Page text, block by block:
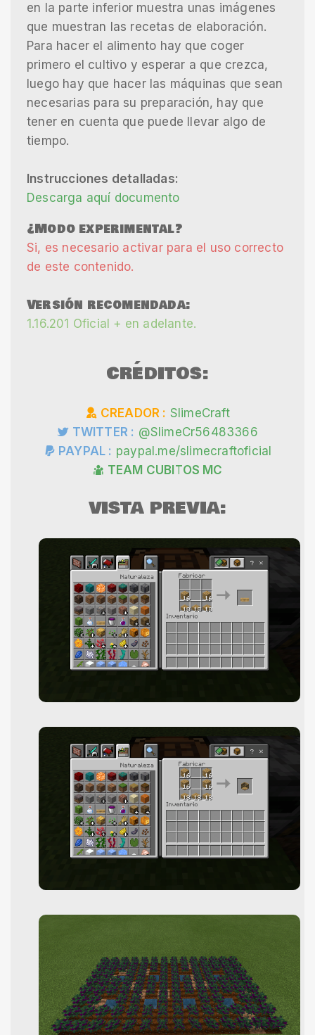
en la parte inferior muestra unas imágenes
que muestran las recetas de elaboración.
Para hacer el alimento hay que coger
primero el cultivo y esperar a que crezca,
luego hay que hacer las máquinas que sean
necesarias para su preparación, hay que
tener en cuenta que puede llevar algo de
tiempo.
Instrucciones detalladas:
Descarga aquí documento
¿Modo experimental?
Si, es necesario activar para el uso correcto
de este contenido.
Versión recomendada:
1.16.201 Oficial + en adelante.
CRÉDITOS:
CREADOR : SlimeCraft
TWITTER : @SlimeCr56483366
PAYPAL : paypal.me/slimecraftoficial
TEAM CUBITOS MC
VISTA PREVIA: